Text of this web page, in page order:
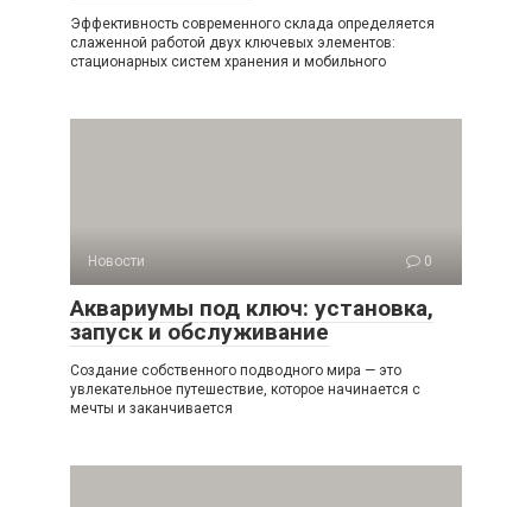
Эффективность современного склада определяется
слаженной работой двух ключевых элементов:
стационарных систем хранения и мобильного
Новости 0
Аквариумы под ключ: установка,
запуск и обслуживание
Создание собственного подводного мира — это
увлекательное путешествие, которое начинается с
мечты и заканчивается